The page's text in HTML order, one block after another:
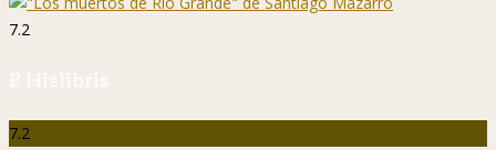
7.2
P. Hislibris
7.2